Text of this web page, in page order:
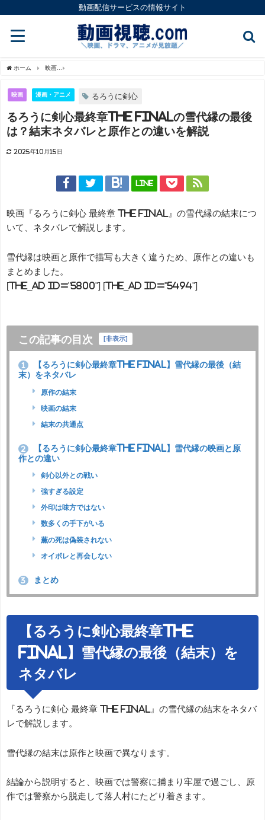
動画配信サービスの情報サイト
ホーム 映画
映画 漫画・アニメ るろうに剣心
るろうに剣心最終章The Finalの雪代縁の最後
は？結末ネタバレと原作との違いを解説
2025年10月15日
LINE
映画『るろうに剣心 最終章 The Final』の雪代縁の結末につ
いて、ネタバレで解説します。
雪代縁は映画と原作で描写も大きく違うため、原作との違いも
まとめました。
[the_ad id="5800"] [the_ad id="5494"]
この記事の目次 [非表示]
1
【るろうに剣心最終章The Final】雪代縁の最後（結
末）をネタバレ
原作の結末
映画の結末
結末の共通点
2
【るろうに剣心最終章The Final】雪代縁の映画と原
作との違い
剣心以外との戦い
強すぎる設定
外印は味方ではない
数多くの手下がいる
薫の死は偽装されない
オイボレと再会しない
3 まとめ
【るろうに剣心最終章The
Final】雪代縁の最後（結末）を
ネタバレ
『るろうに剣心 最終章 The Final』の雪代縁の結末をネタバ
レで解説します。
雪代縁の結末は原作と映画で異なります。
結論から説明すると、映画では警察に捕まり牢屋で過ごし、原
作では警察から脱走して落人村にたどり着きます。